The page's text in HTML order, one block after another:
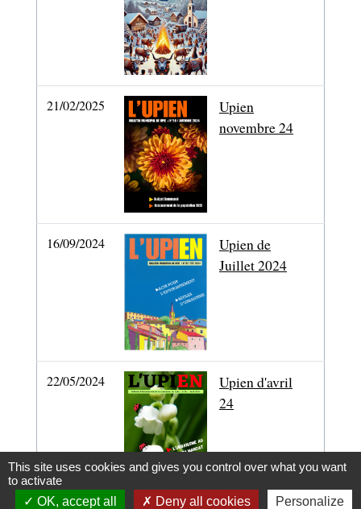
21/02/2025
Upien
novembre 24
16/09/2024
Upien de
Juillet 2024
22/05/2024
Upien d'avril
24
This site uses cookies and gives you control over what you want
to activate
OK, accept all
Deny all cookies Personalize